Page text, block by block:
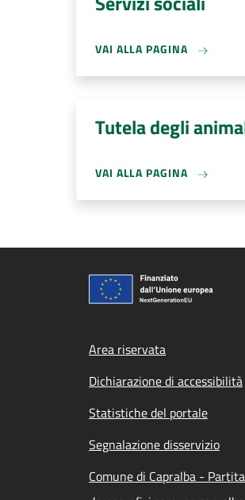
VAI ALLA PAGINA
Tutela degli
VAI ALLA PAGINA
Footer menu
Area riservata
Dichiarazione di accessibilità
Statistiche del portale
Segnalazione disservizio
Comune di Capralba -